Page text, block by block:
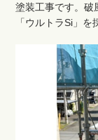
塗装工事です。破
「ウルトラSi」を